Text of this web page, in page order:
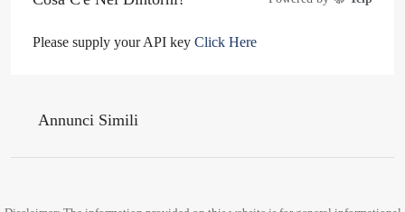
Please supply your API key Click Here
Annunci Simili